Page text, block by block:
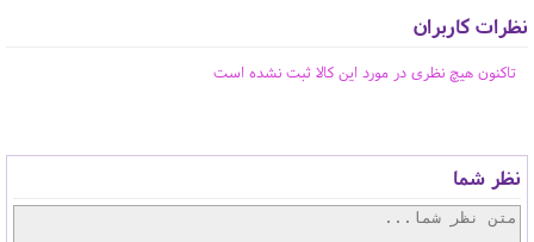
نظرات کاربران
تاکنون هیچ نظری در مورد این کالا ثبت نشده است
نظر شما